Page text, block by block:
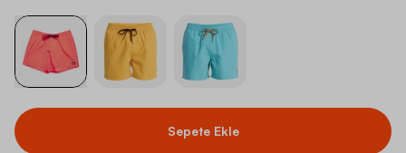
Sepete Ekle